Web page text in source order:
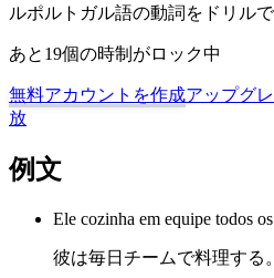
ルポルトガル語の動詞をドリルで
あと19個の時制がロック中
無料アカウントを作成アップグ
放
例文
Ele cozinha em equipe todos
彼は毎日チームで料理する。